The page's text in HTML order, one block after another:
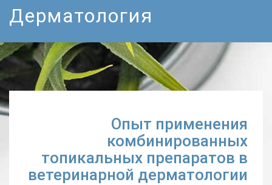
Дерматология
Опыт применения
комбинированных
топикальных препаратов в
ветеринарной дерматологии